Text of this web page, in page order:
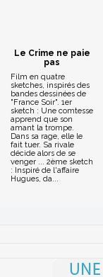
Le Crime ne paie
pas
Film en quatre
sketches, inspirés des
bandes dessinées de
"France Soir". 1er
sketch : Une comtesse
apprend que son
amant la trompe.
Dans sa rage, elle le
fait tuer. Sa rivale
décide alors de se
venger ... 2ème sketch
: Inspiré de l'affaire
Hugues, da...